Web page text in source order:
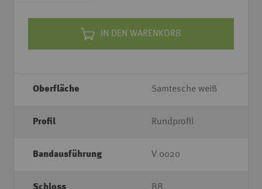
IN DEN WARENKORB
Oberfläche Samtesche weiß
Profil Rundprofil
Bandausführung V 0020